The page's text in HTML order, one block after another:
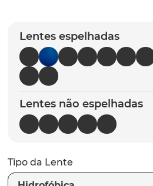
Lentes espelhadas
Lentes não espelhadas
Tipo da Lente
5º chaves
6º t-shock
7º latch
8º gasket
9º parafusos